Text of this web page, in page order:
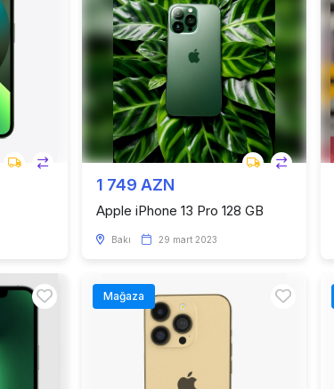
1 749 AZN
Apple iPhone 13 Pro 128 GB
Bakı 29 mart 2023
Mağaza